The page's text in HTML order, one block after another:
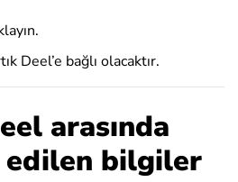
.
Deel’e bağlı olacaktır.
arasında
edilen bilgiler